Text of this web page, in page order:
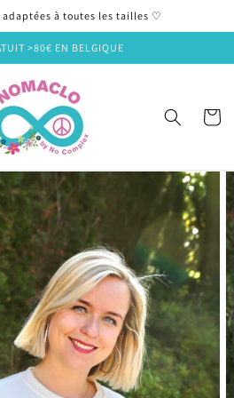
à toutes les tailles ♡
>80€ EN BELGIQUE
Panier